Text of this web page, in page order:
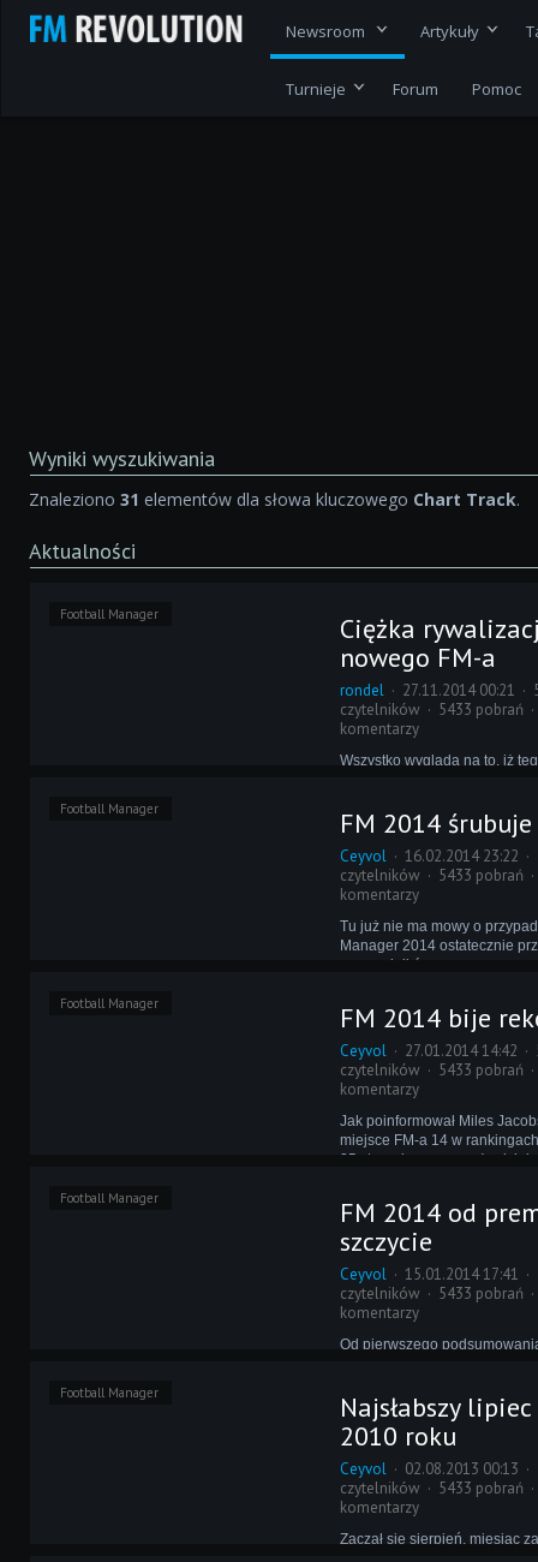
Newsroom Artykuły
Turnieje Forum Pomoc
Wyniki wyszukiwania
Znaleziono31 elementów dla słowa kluczowego Chart Track.
Aktualności
Football Manager
Ciężka
nowego FM-a
rondel 27.11.2014 00:21
czytelników
5433 pobrań
komentarzy
Wszystko wygląda na to, iż
zdominować brytyjski rynek
komputerowych. W
Chart Track plasuje się on
pozycji.
Football Manager FM 2014
Ceyvol 16.02.2014 23:22
czytelników
5433 pobrań
komentarzy
Tu już nie ma mowy o
Manager 2014 ostatecznie
poprzedników, po raz
Football Manager FM 2014 bije
Ceyvol 27.01.2014 14:42
czytelników
5433 pobrań
komentarzy
Jak poinformował Miles
miejsce FM-a 14 w
25 stycznia oznacza, że
na szczycie od premiery
Football Manager
FM 2014 od
szczycie
Ceyvol 15.01.2014 17:41
czytelników
5433 pobrań
komentarzy
Od pierwszego
Najnowszy tytuł Sports
ostatnie jedenaście tygodni
konkurecję z godną podziwu
Football Manager
Najsłabszy
2010 roku
Ceyvol 02.08.2013 00:13
czytelników
5433 pobrań
komentarzy
Zaczął się sierpień, miesiąc